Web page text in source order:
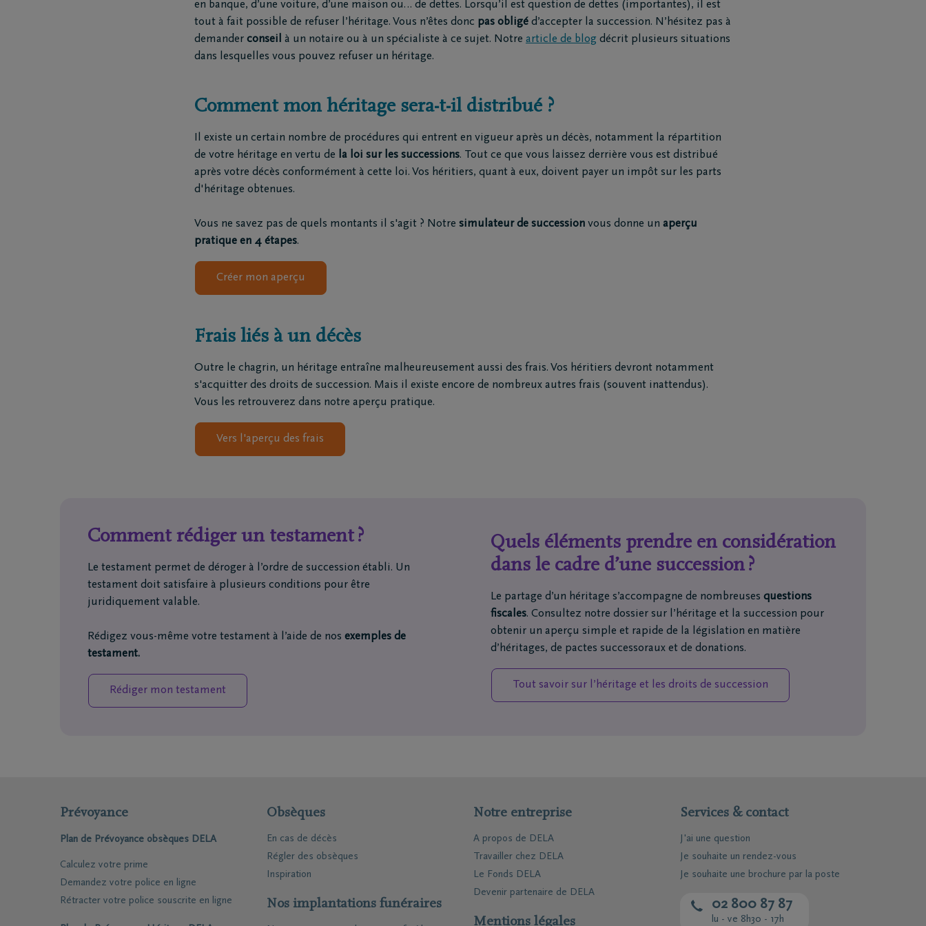
Funérailles moto
Événements
Blog
Penser à demain
Inspiration
Geste du cœur
Promenades
Podcasts
Nos courtiers
Nos sièges principaux
Nos entrepreneurs de pompes
Nos crématoriums
Notre centre de rapatriement
Contactez-moi
Fixez un rendez-vous
en banque, d’une voiture, d’une maison ou… de dettes. Lorsqu’il est question de dettes (importantes), il est
tout à fait possible de refuser l’héritage. Vous n’êtes donc pas obligé d’accepter la succession. N’hésitez pas à
demander conseil à un notaire ou à un spécialiste à ce sujet. Notre article de blog décrit plusieurs situations
dans lesquelles vous pouvez refuser un héritage.
Comment mon héritage sera-t-il distribué ?
Il existe un certain nombre de procédures qui entrent en vigueur après un décès, notamment la répartition
de votre héritage en vertu de la loi sur les successions. Tout ce que vous laissez derrière vous est distribué
après votre décès conformément à cette loi. Vos héritiers, quant à eux, doivent payer un impôt sur les parts
d'héritage obtenues.
Vous ne savez pas de quels montants il s'agit ? Notre simulateur de succession vous donne un aperçu
pratique en 4 étapes.
Créer mon aperçu
Frais liés à un décès
Outre le chagrin, un héritage entraîne malheureusement aussi des frais. Vos héritiers devront notamment
s'acquitter des droits de succession. Mais il existe encore de nombreux autres frais (souvent inattendus).
Vous les retrouverez dans notre aperçu pratique.
Vers l'aperçu des frais
Comment rédiger un testament ?
Le testament permet de déroger à l’ordre de succession établi. Un
testament doit satisfaire à plusieurs conditions pour être
juridiquement valable.
Rédigez vous-même votre testament à l’aide de nos exemples de
testament.
Rédiger mon testament
sujet de leurs produits et services. Pour tout complément d’information au sujet du
la façon de modifier votre autorisation, consultez notre
Quels éléments prendre en considération
dans le cadre d’une succession ?
Le partage d’un héritage s’accompagne de nombreuses questions
fiscales. Consultez notre dossier sur l’héritage et la succession pour
obtenir un aperçu simple et rapide de la législation en matière
d’héritages, de pactes successoraux et de donations.
Tout savoir sur l’héritage et les droits de succession
Prévoyance
Plan de Prévoyance obsèques DELA
Calculez votre prime
Demandez votre police en ligne
Rétracter votre police souscrite en ligne
Obsèques
En cas de décès
Régler des obsèques
Inspiration
Nos implantations funéraires
Notre entreprise
A propos de DELA
Travailler chez DELA
Le Fonds DELA
Devenir partenaire de DELA
Mentions légales
Services & contact
J'ai une question
Je souhaite un rendez-vous
Je souhaite une brochure par la poste
02 800 87 87
lu - ve 8h30 - 17h